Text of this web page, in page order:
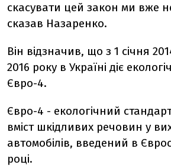
скасувати цей закон ми вже
сказав Назаренко.
Він відзначив, що з 1 січня
2016 року в Україні діє
Євро-4.
Євро-4 - екологічний
вміст шкідливих речовин у
автомобілів, введений в
році.